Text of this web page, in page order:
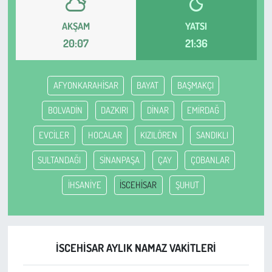
AKŞAM
20:07
YATSI
21:36
AFYONKARAHİSAR BAYAT BAŞMAKÇI
BOLVADİN DAZKIRI DİNAR EMİRDAĞ
EVCİLER HOCALAR KIZILÖREN SANDIKLI
SULTANDAĞI SİNANPAŞA ÇAY ÇOBANLAR
İHSANİYE İSCEHİSAR ŞUHUT
İSCEHİSAR AYLIK NAMAZ VAKITLERI
Galeri
Günün İçinden
Vefat İlanları
Tarih
Tarım
Son Dakika